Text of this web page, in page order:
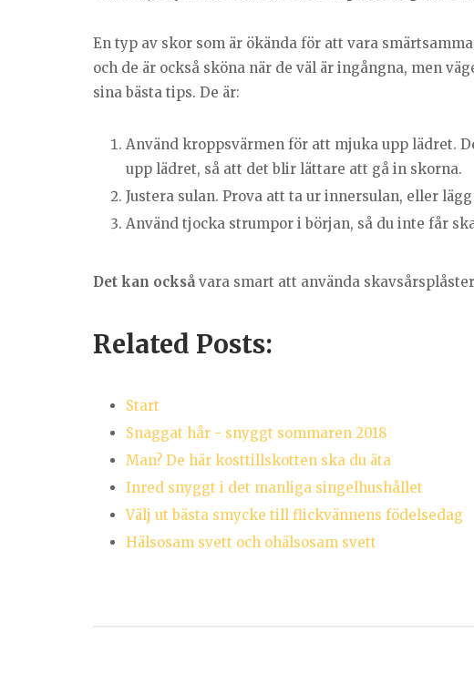
En typ av skor som är ökända för att vara
och de är också sköna när de väl är ingångna, men
sina bästa tips. De är:
Använd kroppsvärmen för att mjuka upp lädret.
upp lädret, så att det blir lättare att gå in skorna.
Justera sulan. Prova att ta ur innersulan, eller
Använd tjocka strumpor i början, så du inte får
Det kan också vara smart att använda
Related Posts:
Start
Snaggat hår - snyggt sommaren 2018
Man? De här kosttillskotten ska du äta
Inred snyggt i det manliga singelhushållet
Välj ut bästa smycke till flickvännens födelsedag
Hälsosam svett och ohälsosam svett